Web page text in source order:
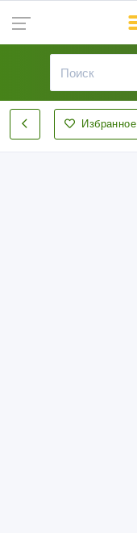
Избранное